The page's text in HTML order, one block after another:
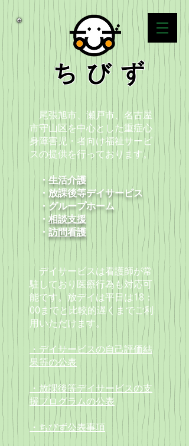
尾張旭市、瀬戸市、名古屋
市守山区を中心とした重症心
身障害児・者向け福祉サービ
スの提供を行っております。
・生活介護
・放課後等デイサービス
​ ・グループホーム
・ 相談支援
​ ・ 訪問看護
デイサービスは看護師が常
駐しており 医療行為も対応可
能です。放デイは平日は18：
00までと比較的遅くまでご利
用いただけます。
・デイサービスの自己評価結
果等の公表
・放課後等デイサービスの支
援プログラムの公表
・ちびず公表事項
ちびず